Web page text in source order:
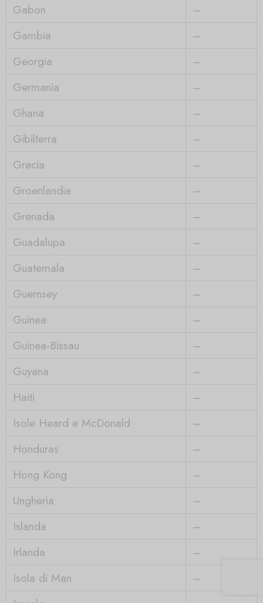
Gabon
–
Gambia
–
Georgia
–
Germania
–
Ghana
–
Gibilterra
–
Grecia
–
Groenlandia
–
Grenada
–
Guadalupa
–
Guatemala
–
Guernsey
–
Guinea
–
Guinea-Bissau
–
Guyana
–
Haiti
–
Isole Heard e McDonald
–
Honduras
–
Hong Kong
–
Ungheria
–
Islanda
–
Irlanda
–
Isola di Man
–